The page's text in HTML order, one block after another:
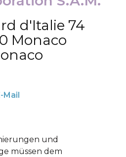
d'Italie 74
Monaco
und
müssen dem